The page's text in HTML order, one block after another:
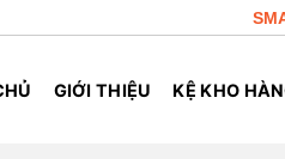
GIỚI THIỆU KỆ KHO